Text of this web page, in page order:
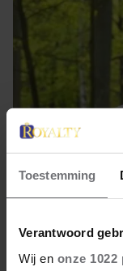
Toestemming
Verantwoord
Wij en onze 1022